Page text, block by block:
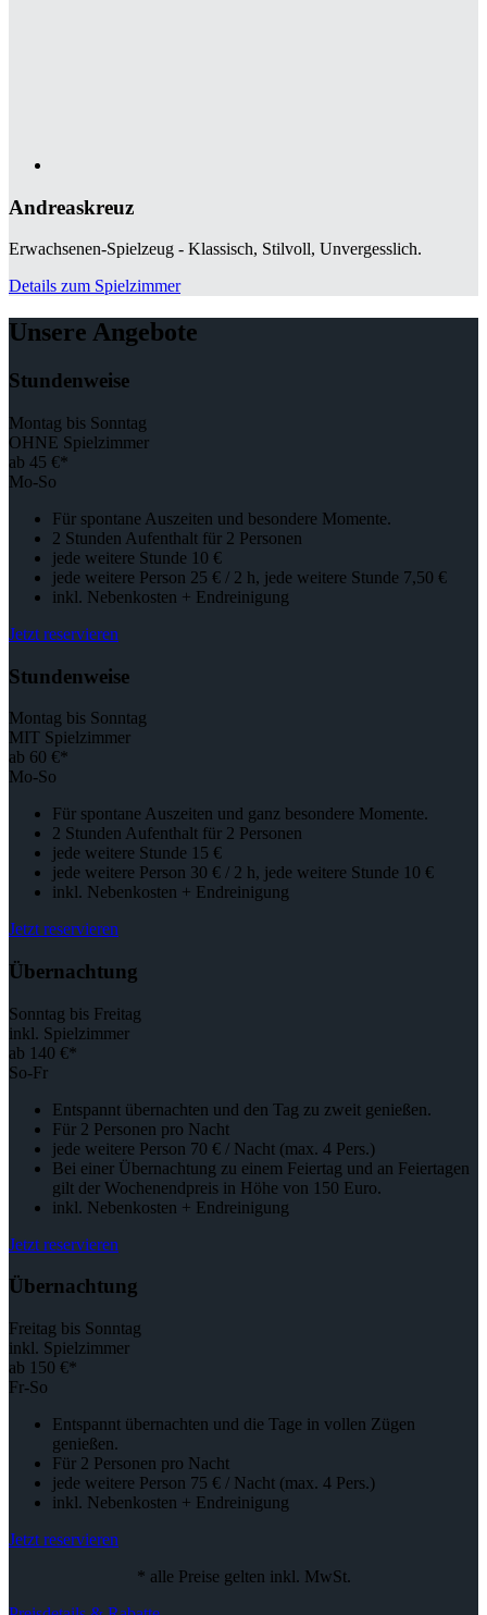
Andreaskreuz
Erwachsenen-Spielzeug - Klassisch, Stilvoll, Unvergesslich.
Details zum Spielzimmer
Unsere Angebote
Stundenweise
Montag bis Sonntag
OHNE Spielzimmer
ab 45 €*
Mo-So
Für spontane Auszeiten und besondere Momente.
2 Stunden Aufenthalt für 2 Personen
jede weitere Stunde 10 €
jede weitere Person 25 € / 2 h, jede weitere Stunde 7,50 €
inkl. Nebenkosten + Endreinigung
Jetzt reservieren
Stundenweise
Montag bis Sonntag
MIT Spielzimmer
ab 60 €*
Mo-So
Für spontane Auszeiten und ganz besondere Momente.
2 Stunden Aufenthalt für 2 Personen
jede weitere Stunde 15 €
jede weitere Person 30 € / 2 h, jede weitere Stunde 10 €
inkl. Nebenkosten + Endreinigung
Jetzt reservieren
Übernachtung
Sonntag bis Freitag
inkl. Spielzimmer
ab 140 €*
So-Fr
Entspannt übernachten und den Tag zu zweit genießen.
Für 2 Personen pro Nacht
jede weitere Person 70 € / Nacht (max. 4 Pers.)
Bei einer Übernachtung zu einem Feiertag und an Feiertagen
gilt der Wochenendpreis in Höhe von 150 Euro.
inkl. Nebenkosten + Endreinigung
Jetzt reservieren
Übernachtung
Freitag bis Sonntag
inkl. Spielzimmer
ab 150 €*
Fr-So
Entspannt übernachten und die Tage in vollen Zügen
genießen.
Für 2 Personen pro Nacht
jede weitere Person 75 € / Nacht (max. 4 Pers.)
inkl. Nebenkosten + Endreinigung
Jetzt reservieren
* alle Preise gelten inkl. MwSt.